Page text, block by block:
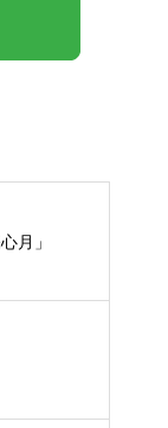
月」